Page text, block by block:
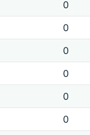
0
0
0
0
0
0